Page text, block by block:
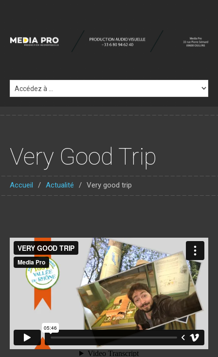
Very Good Trip
Accueil Actualité Very good trip
VERY GOOD TRIPfrom media proonVimeo.